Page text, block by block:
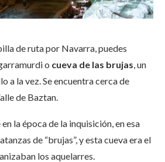
de ruta por Navarra, puedes
o cueva de las brujas, un
a la vez. Se encuentra cerca de
de Baztan.
la época de la inquisición, en esa
de “brujas”, y esta cueva era el
los aquelarres.